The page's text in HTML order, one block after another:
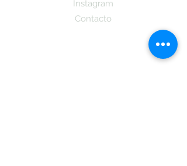
Instagram
Contacto
¡Suscríbete aquí y recibe las últimas